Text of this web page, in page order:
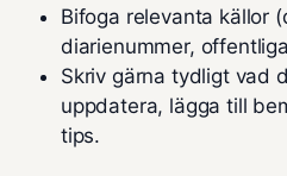
Bifoga relevanta källor
diarienummer,
Skriv gärna tydligt vad
uppdatera, lägga till
tips.